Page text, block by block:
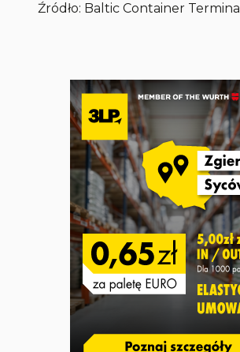
Źródło: Baltic Container Terminal